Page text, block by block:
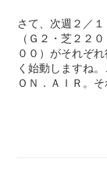
さて、次週２／
（Ｇ２・芝２２
００）がそれぞ
く始動しますね
ＯＮ．ＡＩＲ。